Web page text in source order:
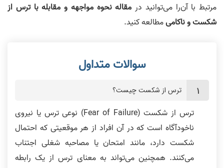
مرتبط با آن‌را می‌توانید در مقاله نحوه مواجهه و مقابله با ترس از
شکست و ناکامیمطالعه کنید.
ترس از شکست چیست؟
ترس از شکست (Fear of Failure) نوعی ترس یا نیروی
ناخودآگاه است که در آن افراد از هر موقعیتی که احتمال
شکست دارد، مانند امتحان یا مصاحبه شغلی اجتناب
می‌کنند. همچنین می‌تواند به معنای ترس از یک رابطه